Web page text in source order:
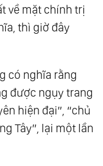
về mặt chính trị
thì giờ đây
có nghĩa rằng
được ngụy trang
hiện đại”, “chủ
Tây”, lại một lần